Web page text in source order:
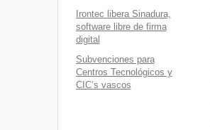
Irontec libera Sinadura,
software libre de firma
digital
Subvenciones para
Centros Tecnológicos y
CIC’s vascos